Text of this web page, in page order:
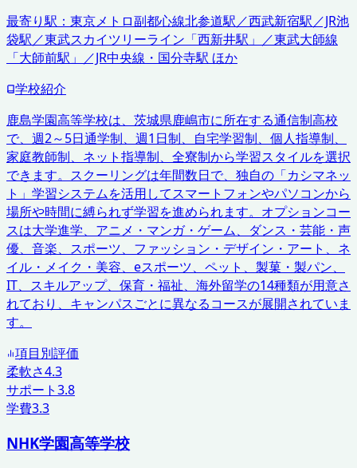
最寄り駅： 東京メトロ副都心線北参道駅／西武新宿駅／JR池
袋駅／東武スカイツリーライン「西新井駅」／東武大師線
「大師前駅」／JR中央線・国分寺駅 ほか
学校紹介
鹿島学園高等学校は、茨城県鹿嶋市に所在する通信制高校
で、週2～5日通学制、週1日制、自宅学習制、個人指導制、
家庭教師制、ネット指導制、全寮制から学習スタイルを選択
できます。スクーリングは年間数日で、独自の「カシマネッ
ト」学習システムを活用してスマートフォンやパソコンから
場所や時間に縛られず学習を進められます。オプションコー
スは大学進学、アニメ・マンガ・ゲーム、ダンス・芸能・声
優、音楽、スポーツ、ファッション・デザイン・アート、ネ
イル・メイク・美容、eスポーツ、ペット、製菓・製パン、
IT、スキルアップ、保育・福祉、海外留学の14種類が用意さ
れており、キャンパスごとに異なるコースが展開されていま
す。
項目別評価
柔軟さ4.3
サポート3.8
学費3.3
NHK学園高等学校